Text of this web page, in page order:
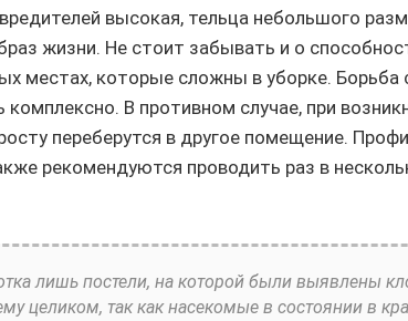
высокая, тельца небольшого
жизни. Не стоит забывать и о
местах, которые сложны в уборке. Борьба
В противном случае, при
переберутся в другое помещение.
рекомендуются проводить раз в
лишь постели, на которой были выявлены
целиком, так как насекомые в состоянии в